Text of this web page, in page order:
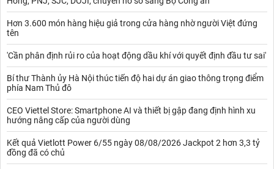
Hơn 3.600 món hàng hiệu giả trong cửa hàng nhờ người Việt đứng
tên
'Cần phân định rủi ro của hoạt động dầu khí với quyết định đầu tư sai'
Bí thư Thành ủy Hà Nội thúc tiến độ hai dự án giao thông trọng điểm
phía Nam Thủ đô
CEO Viettel Store: Smartphone AI và thiết bị gập đang định hình xu
hướng nâng cấp của người dùng
Kết quả Vietlott Power 6/55 ngày 08/08/2026 Jackpot 2 hơn 3,3 tỷ
đồng đã có chủ